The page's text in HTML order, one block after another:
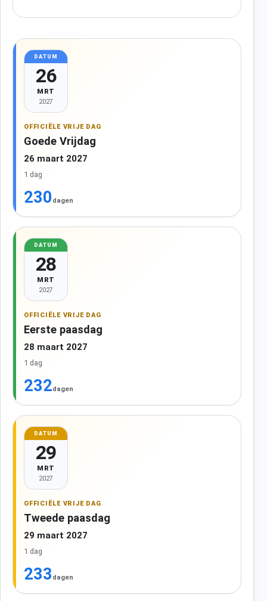
DATUM
26
MRT
2027
OFFICIËLE VRIJE DAG
Goede Vrijdag
26 maart 2027
1 dag
230 dagen
DATUM
28
MRT
2027
OFFICIËLE VRIJE DAG
Eerste paasdag
28 maart 2027
1 dag
232dagen
DATUM
29
MRT
2027
OFFICIËLE VRIJE DAG
Tweede paasdag
29 maart 2027
1 dag
233 dagen